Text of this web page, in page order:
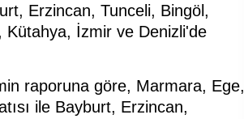
Erzincan, Tunceli, Bingöl,
Kütahya, İzmir ve Denizli'de
raporuna göre, Marmara, Ege,
ile Bayburt, Erzincan,